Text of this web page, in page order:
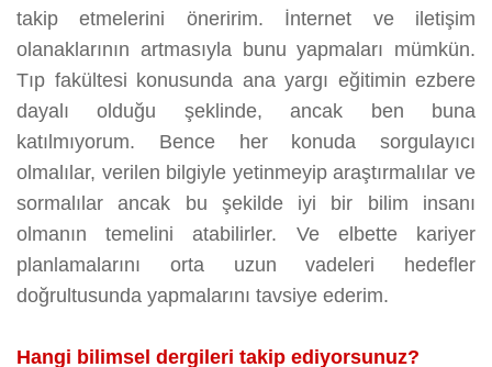
takip etmelerini öneririm. İnternet ve iletişim
olanaklarının artmasıyla bunu yapmaları mümkün.
Tıp fakültesi konusunda ana yargı eğitimin ezbere
dayalı olduğu şeklinde, ancak ben buna
katılmıyorum. Bence her konuda sorgulayıcı
olmalılar, verilen bilgiyle yetinmeyip araştırmalılar ve
sormalılar ancak bu şekilde iyi bir bilim insanı
olmanın temelini atabilirler. Ve elbette kariyer
planlamalarını orta uzun vadeleri hedefler
doğrultusunda yapmalarını tavsiye ederim.
Hangi bilimsel dergileri takip ediyorsunuz?